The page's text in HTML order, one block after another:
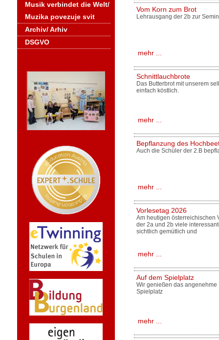
Musik verbindet die Welt/
Muzika povezuje svit
Archiv/ Arhiv
DSGVO
Vom Korn zum Brot
Lehrausgang der 2b zur
mehr ...
Schnittlauchbrote
Das Butterbrot mit unserem
einfach köstlich.
mehr ...
Bepflanzung des
Auch die Schüler der 2.B
mehr ...
Vorlesetag 2026
Am heutigen österreichischen
der 2a und 2b viele
sichtlich gemütlich und
mehr ...
Auf dem Spielplatz
Wir genießen das
Spielplatz
mehr ...